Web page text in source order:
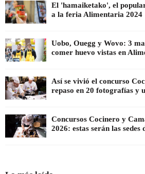
El 'hamaiketako', el
a la feria Alimentaria 2024
Uobo, Ouegg y Wovo: 3
comer huevo vistas en
Así se vivió el concurso
repaso en 20 fotografías y
Concursos Cocinero y
2026: estas serán las sedes